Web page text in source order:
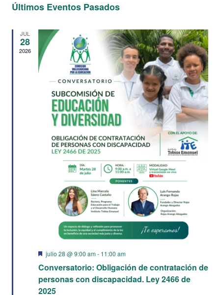
y
de
Últimos Eventos Pasados
JUL
28
2026
Destacado
julio 28 @ 9:00 am- 11:00 am
Conversatorio: Obligación de contratación de
personas con discapacidad. Ley 2466 de
2025